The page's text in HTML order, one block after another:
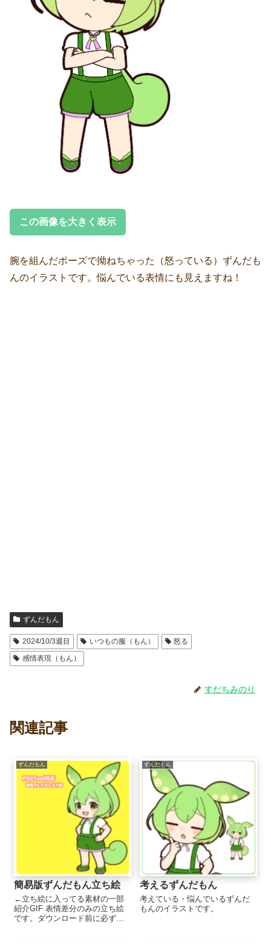
この画像を大きく表示
腕を組んだポーズで拗ねちゃった（怒っている）ずんだも
んのイラストです。悩んでいる表情にも見えますね！
ずんだもん
2024/10/3週目 いつもの服（もん）
怒る
感情表現（もん）
すだちみのり
関連記事
ずんだもん
簡易版ずんだもん立ち絵
←立ち絵に入ってる素材の一部
紹介GIF 表情差分のみの立ち絵
です。ダウンロード前に必ず利
ずんだもん
考えるずんだもん
考えている・悩んでいるずんだ
もんのイラストです。